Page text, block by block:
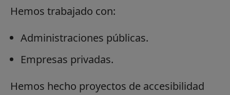
Hemos trabajado con:
Administraciones públicas.
Empresas privadas.
Hemos hecho proyectos de accesibilidad